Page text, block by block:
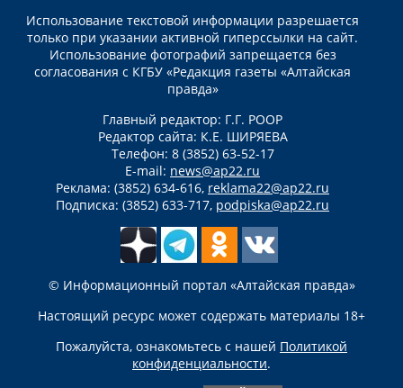
Использование текстовой информации разрешается
только при указании активной гиперссылки на сайт.
Использование фотографий запрещается без
согласования с КГБУ «Редакция газеты «Алтайская
правда»
Главный редактор: Г.Г. РООР
Редактор сайта: К.Е. ШИРЯЕВА
Телефон: 8 (3852) 63-52-17
E-mail: news@ap22.ru
Реклама: (3852) 634-616, reklama22@ap22.ru
Подписка: (3852) 633-717, podpiska@ap22.ru
© Информационный портал «Алтайская правда»
Настоящий ресурс может содержать материалы 18+
Пожалуйста, ознакомьтесь с нашей Политикой
конфиденциальности.